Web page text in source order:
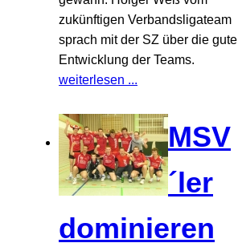
zukünftigen Verbandsligateam
sprach mit der SZ über die gute
Entwicklung der Teams.
weiterlesen ...
MSV
´ler
dominieren